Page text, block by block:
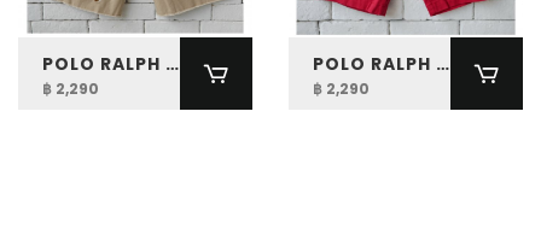
POLO RALPH LAUREN BOYS BULLDOG STRETCH CHINO SHORT
฿ 2,290
POLO RALPH LAUREN BOYS POLO PONY STRETCH CHINO SHORT
฿ 2,290